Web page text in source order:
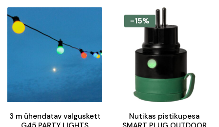
hind
€35.76.
price
€25.06.
3 m ühendatav valguskett
-15%
Nutikas pistikupesa